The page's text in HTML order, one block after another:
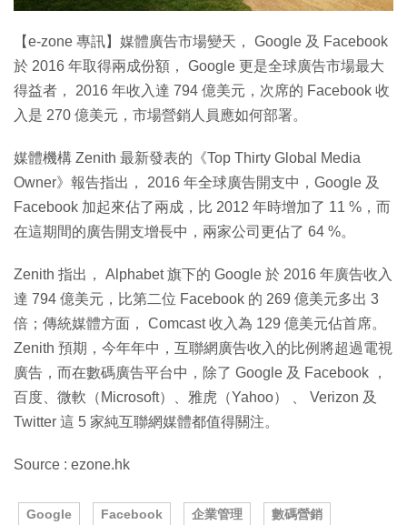
【e-zone 專訊】媒體廣告市場變天， Google 及 Facebook
於 2016 年取得兩成份額， Google 更是全球廣告市場最大
得益者， 2016 年收入達 794 億美元，次席的 Facebook 收
入是 270 億美元，市場營銷人員應如何部署。
媒體機構 Zenith 最新發表的《Top Thirty Global Media
Owner》報告指出， 2016 年全球廣告開支中，Google 及
Facebook 加起來佔了兩成，比 2012 年時增加了 11 %，而
在這期間的廣告開支增長中，兩家公司更佔了 64 %。
Zenith 指出， Alphabet 旗下的 Google 於 2016 年廣告收入
達 794 億美元，比第二位 Facebook 的 269 億美元多出 3
倍；傳統媒體方面， Comcast 收入為 129 億美元佔首席。
Zenith 預期，今年年中，互聯網廣告收入的比例將超過電視
廣告，而在數碼廣告平台中，除了 Google 及 Facebook ，
百度、微軟（Microsoft）、雅虎（Yahoo） 、 Verizon 及
Twitter 這 5 家純互聯網媒體都值得關注。
Source : ezone.hk
Google Facebook 企業管理
數碼營銷